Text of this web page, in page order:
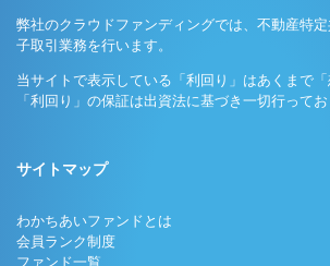
弊社のクラウドファンディングでは、不動産特
子取引業務を行います。
当サイトで表示している「利回り」はあくまで
「利回り」の保証は出資法に基づき一切行ってお
サイトマップ
わかちあいファンドとは
会員ランク制度
ファンド一覧